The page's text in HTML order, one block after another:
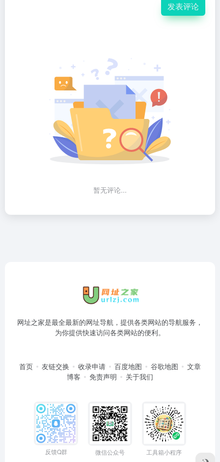
发表评论
暂无评论...
网址之家是最全最新的网址导航，提供各类网站的导航服务，
为你提供快速访问各类网站的便利。
首页 友链交换 收录申请 百度地图 谷歌地图
文章
博客
免责声明 关于我们
反馈Q群 微信公众号 工具箱小程序